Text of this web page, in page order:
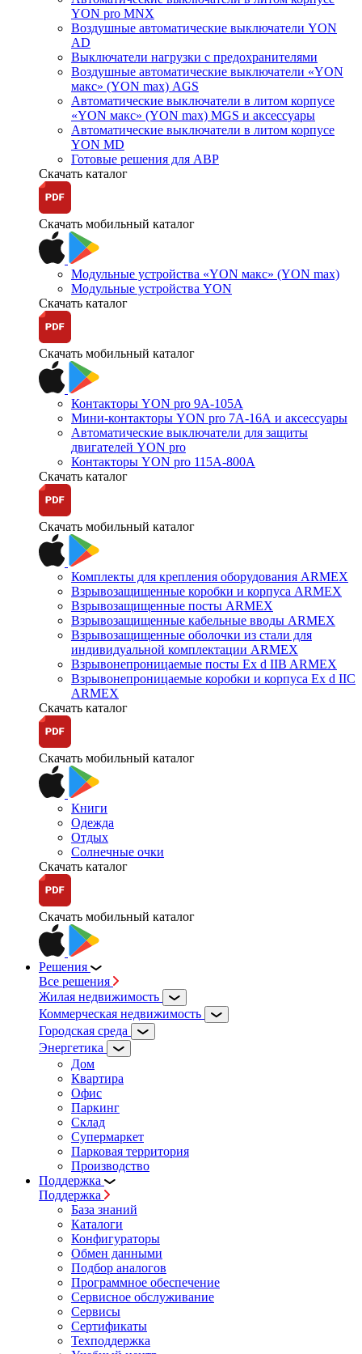
YON pro MNX
Воздушные автоматические выключатели YON
AD
Выключатели нагрузки с предохранителями
Воздушные автоматические выключатели «YON
макс» (YON max) AGS
Автоматические выключатели в литом корпусе
«YON макс» (YON max) MGS и аксессуары
Автоматические выключатели в литом корпусе
YON MD
Готовые решения для АВР
Скачать каталог
Скачать мобильный каталог
Модульные устройства «YON макс» (YON max)
Модульные устройства YON
Скачать каталог
Скачать мобильный каталог
Контакторы YON pro 9А-105А
Мини-контакторы YON pro 7А-16А и аксессуары
Автоматические выключатели для защиты
двигателей YON pro
Контакторы YON pro 115А-800А
Скачать каталог
Скачать мобильный каталог
Комплекты для крепления оборудования ARMEX
Взрывозащищенные коробки и корпуса ARMEX
Взрывозащищенные посты ARMEX
Взрывозащищенные кабельные вводы ARMEX
Взрывозащищенные оболочки из стали для
индивидуальной комплектации ARMEX
Взрывонепроницаемые посты Ex d IIB ARMEX
Взрывонепроницаемые коробки и корпуса Ex d IIС
ARMEX
Скачать каталог
Скачать мобильный каталог
Книги
Одежда
Отдых
Солнечные очки
Скачать каталог
Скачать мобильный каталог
Решения
Все решения
Жилая недвижимость
Коммерческая недвижимость
Городская среда
Энергетика
Дом
Квартира
Офис
Паркинг
Склад
Супермаркет
Парковая территория
Производство
Поддержка
Поддержка
База знаний
Каталоги
Конфигураторы
Обмен данными
Подбор аналогов
Программное обеспечение
Сервисное обслуживание
Сервисы
Сертификаты
Техподдержка